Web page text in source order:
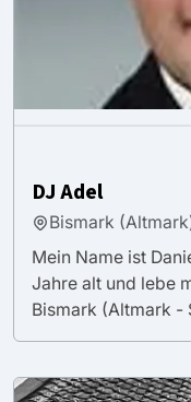
DJ Adel
Bismark
Mein Name ist
Jahre alt und lebe
Bismark (Altmark -